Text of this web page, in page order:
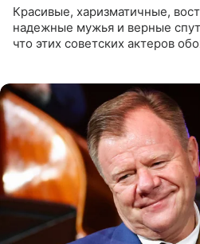
Красивые, харизматичные,
надежные мужья и верные
что этих советских актеров